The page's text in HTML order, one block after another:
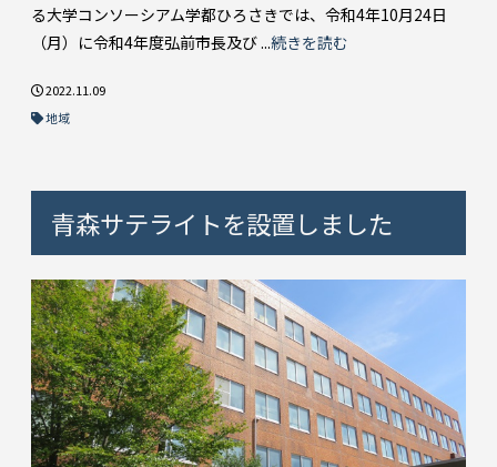
る大学コンソーシアム学都ひろさきでは、令和4年10月24日
（月）に令和4年度弘前市長及び ...続きを読む
2022.11.09
地域
青森サテライトを設置しました